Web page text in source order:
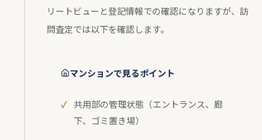
リートビューと登記情報での確認になりますが、訪
問査定では以下を確認します。
マンションで見るポイント
共用部の管理状態（エントランス、廊
下、ゴミ置き場）